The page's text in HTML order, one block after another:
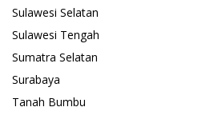
Sulawesi Selatan
Sulawesi Tengah
Sumatra Selatan
Surabaya
Tanah Bumbu